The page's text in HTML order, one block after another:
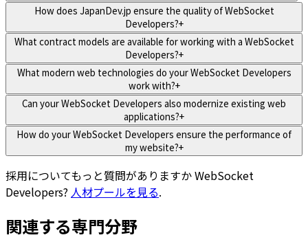
How does JapanDev.jp ensure the quality of WebSocket
Developers?+
What contract models are available for working with a WebSocket
Developers?+
What modern web technologies do your WebSocket Developers
work with?+
Can your WebSocket Developers also modernize existing web
applications?+
How do your WebSocket Developers ensure the performance of
my website?+
採用についてもっと質問がありますかWebSocket
Developers? 人材プールを見る.
関連する専門分野